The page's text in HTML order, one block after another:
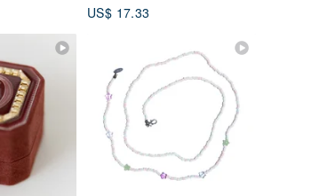
US$ 17.33